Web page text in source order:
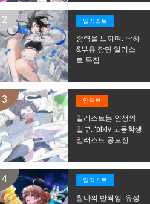
일러스트
중력을 느끼며. 낙하
&부유 장면 일러스
트 특집
인터뷰
일러스트는 인생의
일부. ‘pixiv 고등학생
일러스트 공모전 ...
일러스트
찰나의 반짝임. 유성